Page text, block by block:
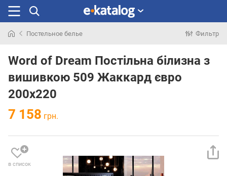
раньше
Постельное белье Фильтр
Word of Dream Постільна білизна з
вишивкою 509 Жаккард євро
200х220
7 158 грн.
в список